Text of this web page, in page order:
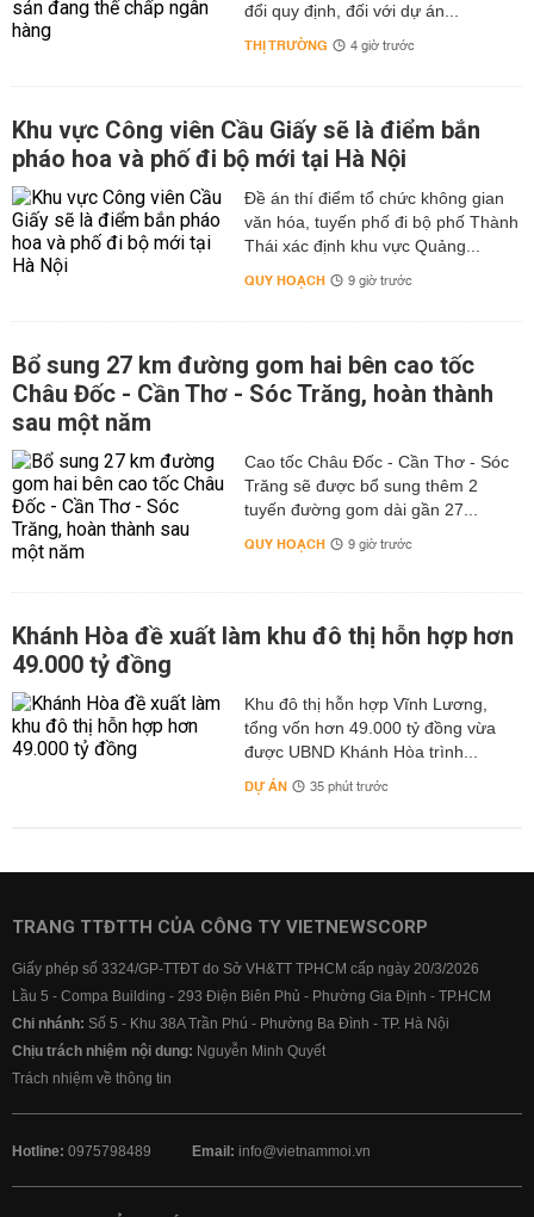
đổi quy định, đối với dự án...
THỊ TRƯỜNG 4 giờ trước
Khu vực Công viên Cầu Giấy sẽ là điểm bắn
pháo hoa và phố đi bộ mới tại Hà Nội
Đề án thí điểm tổ chức không gian
văn hóa, tuyến phố đi bộ phố Thành
Thái xác định khu vực Quảng...
QUY HOẠCH 9 giờ trước
Bổ sung 27 km đường gom hai bên cao tốc
Châu Đốc - Cần Thơ - Sóc Trăng, hoàn thành
sau một năm
Cao tốc Châu Đốc - Cần Thơ - Sóc
Trăng sẽ được bổ sung thêm 2
tuyến đường gom dài gần 27...
QUY HOẠCH 9 giờ trước
Khánh Hòa đề xuất làm khu đô thị hỗn hợp hơn
49.000 tỷ đồng
Khu đô thị hỗn hợp Vĩnh Lương,
tổng vốn hơn 49.000 tỷ đồng vừa
được UBND Khánh Hòa trình...
DỰ ÁN 35 phút trước
TRANG TTĐTTH CỦA CÔNG TY VIETNEWSCORP
Giấy phép số 3324/GP-TTĐT do Sở VH&TT TPHCM cấp ngày 20/3/2026
Lầu 5 - Compa Building - 293 Điện Biên Phủ - Phường Gia Định - TP.HCM
Chi nhánh: Số 5 - Khu 38A Trần Phú - Phường Ba Đình - TP. Hà Nội
Chịu trách nhiệm nội dung: Nguyễn Minh Quyết
Trách nhiệm về thông tin
Hotline: 0975798489 Email: info@vietnammoi.vn